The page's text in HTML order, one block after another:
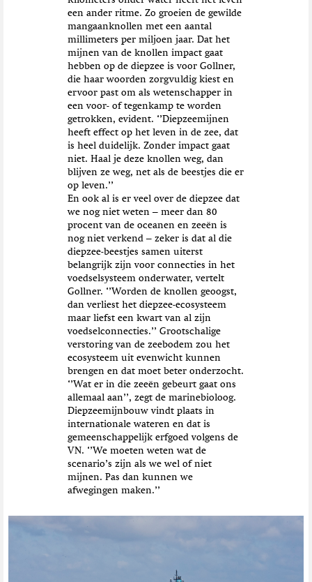
een ander ritme. Zo groeien de gewilde
mangaanknollen met een aantal
millimeters per miljoen jaar. Dat het
mijnen van de knollen impact gaat
hebben op de diepzee is voor Gollner,
die haar woorden zorgvuldig kiest en
ervoor past om als wetenschapper in
een voor- of tegenkamp te worden
getrokken, evident. ‘’Diepzeemijnen
heeft effect op het leven in de zee, dat
is heel duidelijk. Zonder impact gaat
niet. Haal je deze knollen weg, dan
blijven ze weg, net als de beestjes die er
op leven.’’
En ook al is er veel over de diepzee dat
we nog niet weten – meer dan 80
procent van de oceanen en zeeën is
nog niet verkend – zeker is dat al die
diepzee-beestjes samen uiterst
belangrijk zijn voor connecties in het
voedselsysteem onderwater, vertelt
Gollner. ‘’Worden de knollen geoogst,
dan verliest het diepzee-ecosysteem
maar liefst een kwart van al zijn
voedselconnecties.’’ Grootschalige
verstoring van de zeebodem zou het
ecosysteem uit evenwicht kunnen
brengen en dat moet beter onderzocht.
‘’Wat er in die zeeën gebeurt gaat ons
allemaal aan’’, zegt de marinebioloog.
Diepzeemijnbouw vindt plaats in
internationale wateren en dat is
gemeenschappelijk erfgoed volgens de
VN. ‘’We moeten weten wat de
scenario’s zijn als we wel of niet
mijnen. Pas dan kunnen we
afwegingen maken.’’